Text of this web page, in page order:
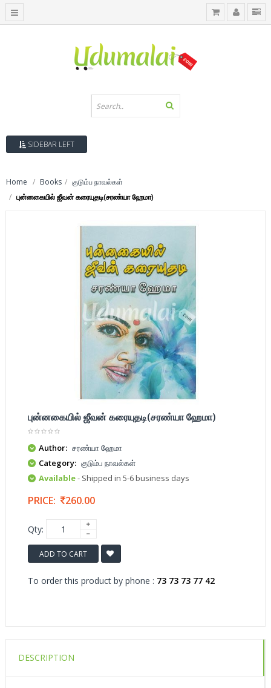
SIDEBAR LEFT
Home Books
குடும்ப நாவல்கள்
புன்னகையில் ஜீவன் கரையுதடி(சரண்யா ஹேமா)
புன்னகையில் ஜீவன் கரையுதடி(சரண்யா ஹேமா)
Author: சரண்யா ஹேமா
Category: குடும்ப நாவல்கள்
Available- Shipped in 5-6 business days
PRICE: 260.00
Qty:
ADD TO CART
To order this product by phone : 73 73 73 77 42
DESCRIPTION